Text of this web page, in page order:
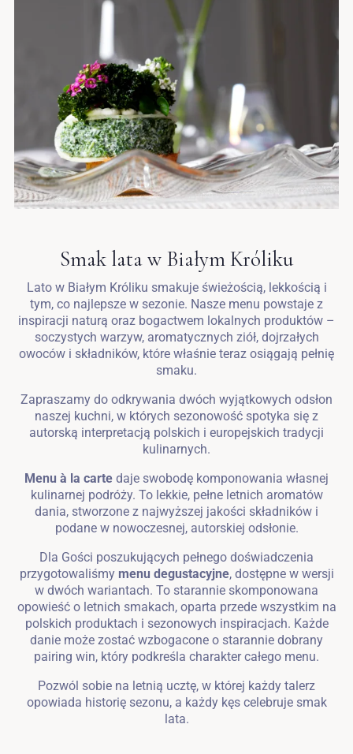
Smak lata w Białym Króliku
Lato w Białym Króliku smakuje świeżością, lekkością i
tym, co najlepsze w sezonie. Nasze menu powstaje z
inspiracji naturą oraz bogactwem lokalnych produktów –
soczystych warzyw, aromatycznych ziół, dojrzałych
owoców i składników, które właśnie teraz osiągają pełnię
smaku.
Zapraszamy do odkrywania dwóch wyjątkowych odsłon
naszej kuchni, w których sezonowość spotyka się z
autorską interpretacją polskich i europejskich tradycji
kulinarnych.
Menu à la carte daje swobodę komponowania własnej
kulinarnej podróży. To lekkie, pełne letnich aromatów
dania, stworzone z najwyższej jakości składników i
podane w nowoczesnej, autorskiej odsłonie.
Dla Gości poszukujących pełnego doświadczenia
przygotowaliśmy menu degustacyjne, dostępne w wersji
w dwóch wariantach. To starannie skomponowana
opowieść o letnich smakach, oparta przede wszystkim na
polskich produktach i sezonowych inspiracjach. Każde
danie może zostać wzbogacone o starannie dobrany
pairing win, który podkreśla charakter całego menu.
Pozwól sobie na letnią ucztę, w której każdy talerz
opowiada historię sezonu, a każdy kęs celebruje smak
lata.